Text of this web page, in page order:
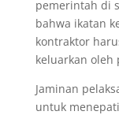
pemerintah di
bahwa ikatan
kontraktor
keluarkan
Jaminan
untuk